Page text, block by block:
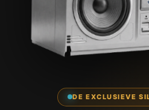
DE EXCLUSIEVE